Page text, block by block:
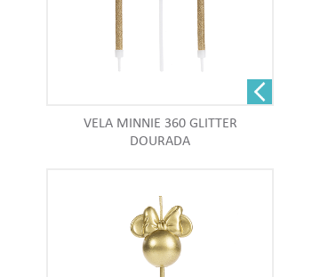
VELA MINNIE 360 GLITTER
DOURADA